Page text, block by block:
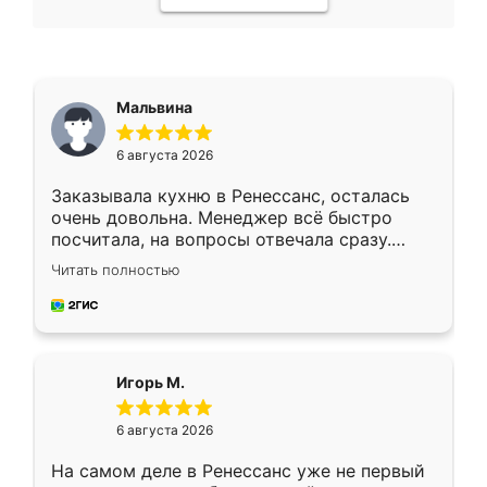
Мальвина
6 августа 2026
Заказывала кухню в Ренессанс, осталась
очень довольна. Менеджер всё быстро
посчитала, на вопросы отвечала сразу.
Замерщик приехал в субботу, подошёл к
делу со всей ответственностью. Собрали
за день, ребята работали аккуратно, даже
Читать полностью
Игорь М.
6 августа 2026
На самом деле в Ренессанс уже не первый